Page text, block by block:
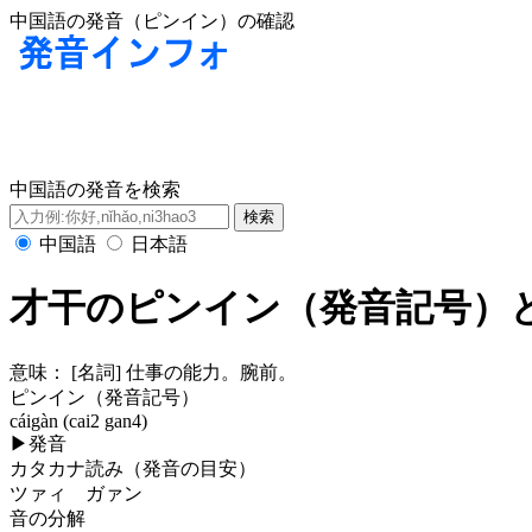
中国語の発音（ピンイン）の確認
中国語の発音を検索
中国語 日本語
才干のピンイン（発音記号）
意味：
[名詞] 仕事の能力。腕前。
ピンイン（発音記号）
cáigàn (cai2 gan4)
▶発音
カタカナ読み（発音の目安）
ツァィ ガァン
音の分解